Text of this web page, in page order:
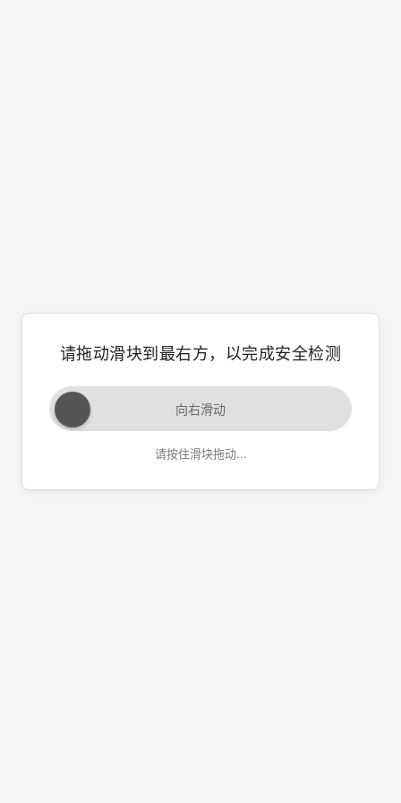
请拖动滑块到最右方，以完成安全检测
向右滑动
请按住滑块拖动...